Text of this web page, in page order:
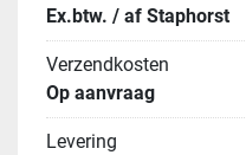
Ex.btw. / af Staphorst
Verzendkosten
Op aanvraag
Levering